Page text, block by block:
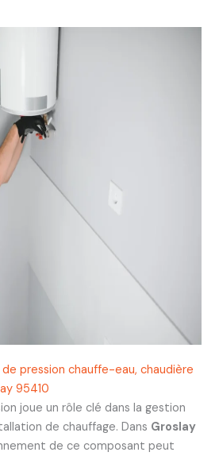
pression chauffe-eau, chaudière
95410
joue un rôle clé dans la gestion
de chauffage. Dans Groslay
de ce composant peut